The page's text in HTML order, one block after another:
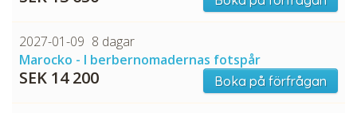
2027-01-09 8 dagar
Marocko - I berbernomadernas fotspår
SEK 14 200 Boka på förfrågan